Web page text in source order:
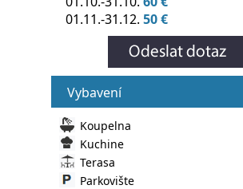
01.11.-31.12. 50 €
Vybavení
Koupelna
Kuchine
Terasa
Parkovište